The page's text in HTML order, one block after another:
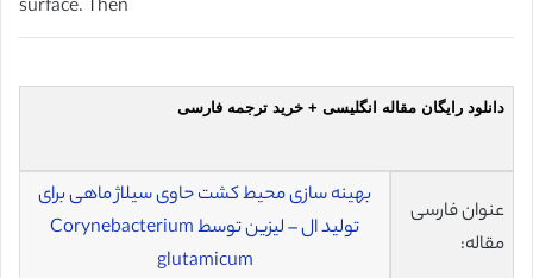
surface. Then
دانلود رایگان مقاله انگلیسی + خرید ترجمه فارسی
عنوان فارسی
مقاله:
بهینه سازی محیط کشت حاوی سیلاژ ماهی برای
تولید ال – لیزین توسط Corynebacterium
glutamicum